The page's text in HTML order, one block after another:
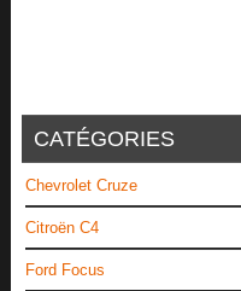
CATÉGORIES
Chevrolet Cruze
Citroën C4
Ford Focus